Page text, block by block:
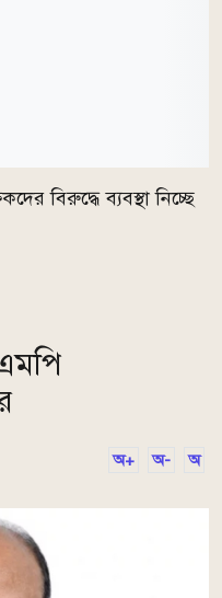
বিরুদ্ধে ব্যবস্থা নিচ্ছে
অ+ অ- অ